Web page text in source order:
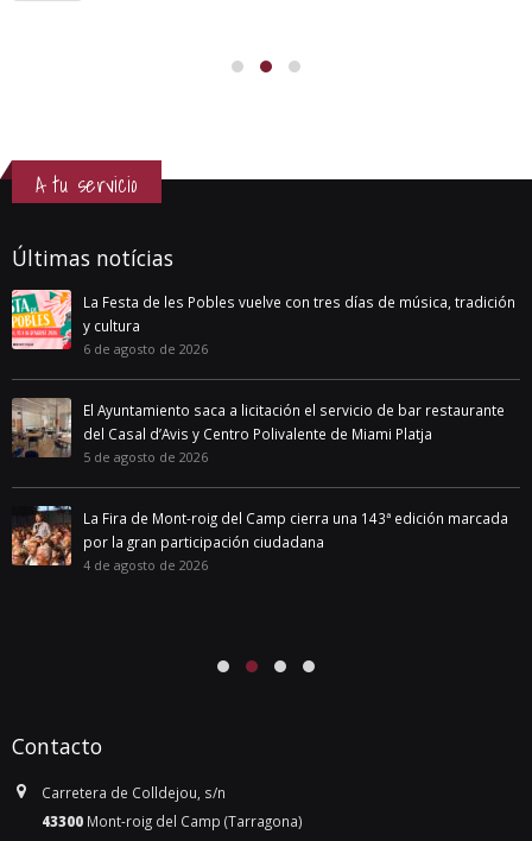
A tu servicio
Últimas notícias
La Festa de les Pobles vuelve con tres días de música, tradición
y cultura
6 de agosto de 2026
El Ayuntamiento saca a licitación el servicio de bar restaurante
del Casal d’Avis y Centro Polivalente de Miami Platja
5 de agosto de 2026
La Fira de Mont-roig del Camp cierra una 143ª edición marcada
por la gran participación ciudadana
4 de agosto de 2026
Contacto
Carretera de Colldejou, s/n
43300 Mont-roig del Camp (Tarragona)